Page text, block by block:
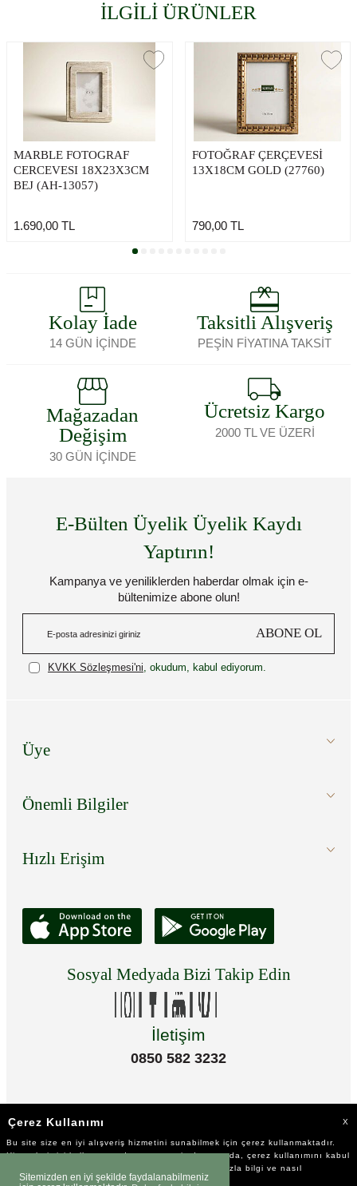
Sitemizden en iyi şekilde faydalanabilmeniz
İLGİLİ ÜRÜNLER
MARBLE FOTOGRAF
CERCEVESI 18X23X3CM
BEJ (AH-13057)
1.690,00 TL
FOTOĞRAF ÇERÇEVESİ
13X18CM GOLD (27760)
790,00TL
Kolay İade
14 GÜN İÇİNDE
Taksitli Alışveriş
PEŞİN FİYATINA TAKSİT
Mağazadan
Değişim
30 GÜN İÇİNDE
Ücretsiz Kargo
2000 TL VE ÜZERİ
E-Bülten Üyelik Üyelik Kaydı
Yaptırın!
Kampanya ve yeniliklerden haberdar olmak için e-
bültenimize abone olun!
ABONE OL
KVKK Sözleşmesi'ni , okudum, kabul ediyorum.
Üye
Önemli Bilgiler
Hızlı Erişim
Sosyal Medyada Bizi Takip Edin
İletişim
0850 582 3232
Çerez Kullanımı X
Bu site size en iyi alışveriş hizmetini sunabilmek için çerez kullanmaktadır.
Hizmetlerimizi kullanmaya devam etmeniz durumunda, çerez kullanımını kabul
ettiğinizi varsayacağız. Çerezler hakkında daha fazla bilgi ve nasıl
reddedeceğinizi öğrenmek içintıklayınız